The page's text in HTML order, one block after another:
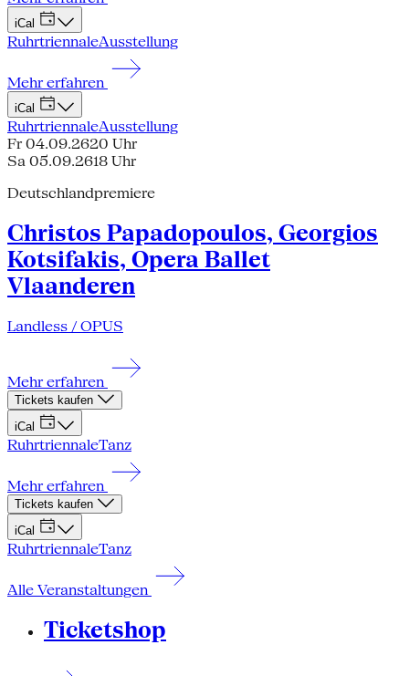
iCal
RuhrtriennaleAusstellung
Mehr erfahren
iCal
RuhrtriennaleAusstellung
Fr 04.09.2620 Uhr
Sa 05.09.2618 Uhr
Deutschlandpremiere
Christos Papadopoulos, Georgios
Kotsifakis, Opera Ballet
Vlaanderen
Landless / OPUS
Mehr erfahren
Tickets kaufen
iCal
RuhrtriennaleTanz
Mehr erfahren
Tickets kaufen
iCal
RuhrtriennaleTanz
Alle Veranstaltungen
Ticketshop